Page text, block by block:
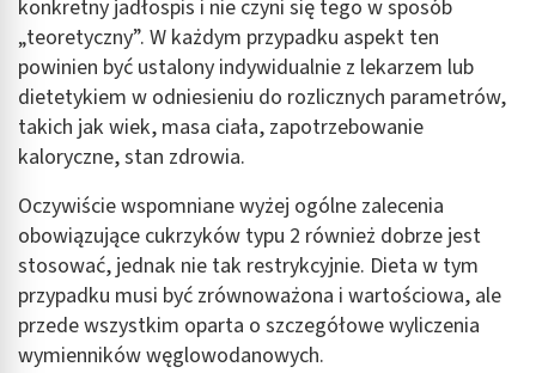
konkretny jadłospis i nie czyni się tego w sposób
„teoretyczny”. W każdym przypadku aspekt ten
powinien być ustalony indywidualnie z lekarzem lub
dietetykiem w odniesieniu do rozlicznych parametrów,
takich jak wiek, masa ciała, zapotrzebowanie
kaloryczne, stan zdrowia.
Oczywiście wspomniane wyżej ogólne zalecenia
obowiązujące cukrzyków typu 2 również dobrze jest
stosować, jednak nie tak restrykcyjnie. Dieta w tym
przypadku musi być zrównoważona i wartościowa, ale
przede wszystkim oparta o szczegółowe wyliczenia
wymienników węglowodanowych.